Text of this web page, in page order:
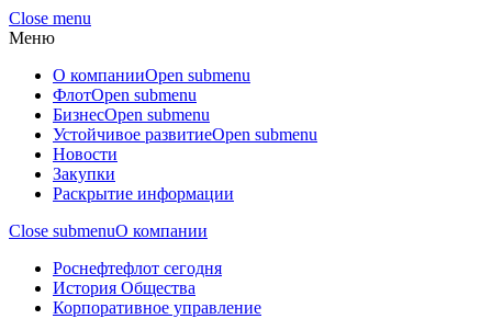
Close menu
Меню
О компанииOpen submenu
ФлотOpen submenu
БизнесOpen submenu
Устойчивое развитиеOpen submenu
Новости
Закупки
Раскрытие информации
Close submenuО компании
Роснефтефлот сегодня
История Общества
Корпоративное управление